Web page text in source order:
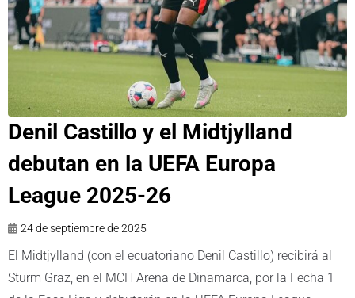
Denil Castillo y el Midtjylland
debutan en la UEFA Europa
League 2025-26
24 de septiembre de 2025
El Midtjylland (con el ecuatoriano Denil Castillo) recibirá al
Sturm Graz, en el MCH Arena de Dinamarca, por la Fecha 1